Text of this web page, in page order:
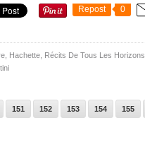
Repost 0
Hachette Récits De Tous Les Horizons
151 152 153 154 155